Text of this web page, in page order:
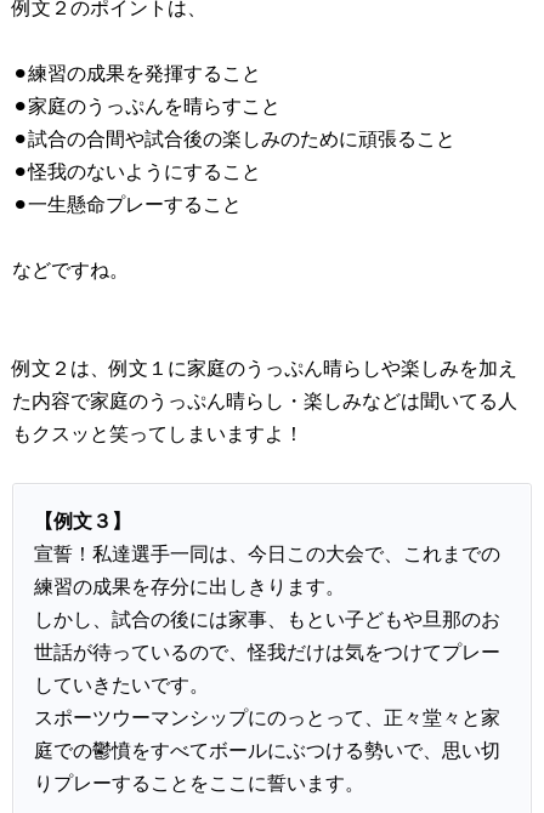
例文２のポイントは、
⚫︎練習の成果を発揮すること
⚫︎家庭のうっぷんを晴らすこと
⚫︎試合の合間や試合後の楽しみのために頑張ること
⚫︎怪我のないようにすること
⚫︎一生懸命プレーすること
などですね。
例文２は、例文１に家庭のうっぷん晴らしや楽しみを加え
た内容で家庭のうっぷん晴らし・楽しみなどは聞いてる人
もクスッと笑ってしまいますよ！
【例文３】
宣誓！私達選手一同は、今日この大会で、これまでの
練習の成果を存分に出しきります。
しかし、試合の後には家事、もとい子どもや旦那のお
世話が待っているので、怪我だけは気をつけてプレー
していきたいです。
スポーツウーマンシップにのっとって、正々堂々と家
庭での鬱憤をすべてボールにぶつける勢いで、思い切
りプレーすることをここに誓います。